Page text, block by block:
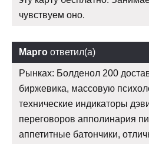
чувствуем оно.
Марго ответил(а)
Рынках: Болденол 200
биржевика, массовую
технические индикаторы
переговоров апполинария
аппетитные батончики,